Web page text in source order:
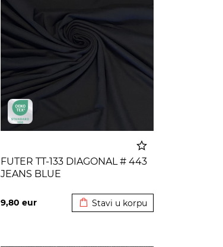
FUTER TT-133 DIAGONAL # 443
JEANS BLUE
9,80eur Stavi u korpu